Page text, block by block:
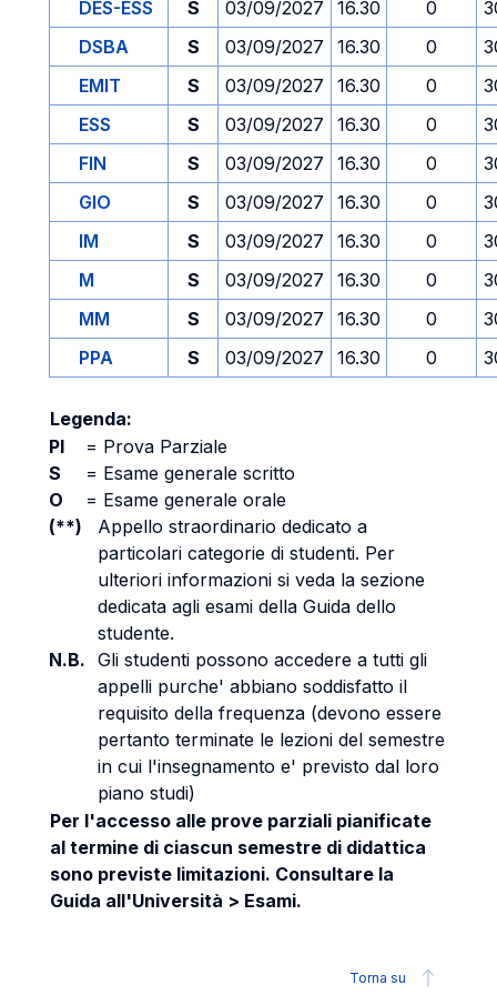
DES-ESS S 03/09/2027 16.30 0
DSBA
S 03/09/2027 16.30 0
EMIT
S 03/09/2027 16.30 0
ESS
S 03/09/2027 16.30 0
FIN
S 03/09/2027 16.30 0
GIO
S 03/09/2027 16.30 0
IM
S 03/09/2027 16.30 0
M
S 03/09/2027 16.30 0
MM
S 03/09/2027 16.30 0
PPA
S 03/09/2027 16.30 0
Legenda:
PI
= Prova Parziale
S
= Esame generale scritto
O
= Esame generale orale
(**)
Appello straordinario dedicato a
particolari categorie di studenti. Per
ulteriori informazioni si veda la sezione
dedicata agli esami della Guida dello
studente.
N.B. Gli studenti possono accedere a tutti gli
appelli purche' abbiano soddisfatto il
requisito della frequenza (devono essere
pertanto terminate le lezioni del semestre
in cui l'insegnamento e' previsto dal loro
piano studi)
Per l'accesso alle prove parziali pianificate
al termine di ciascun semestre di didattica
sono previste limitazioni. Consultare la
Guida all'Università > Esami.
Torna su